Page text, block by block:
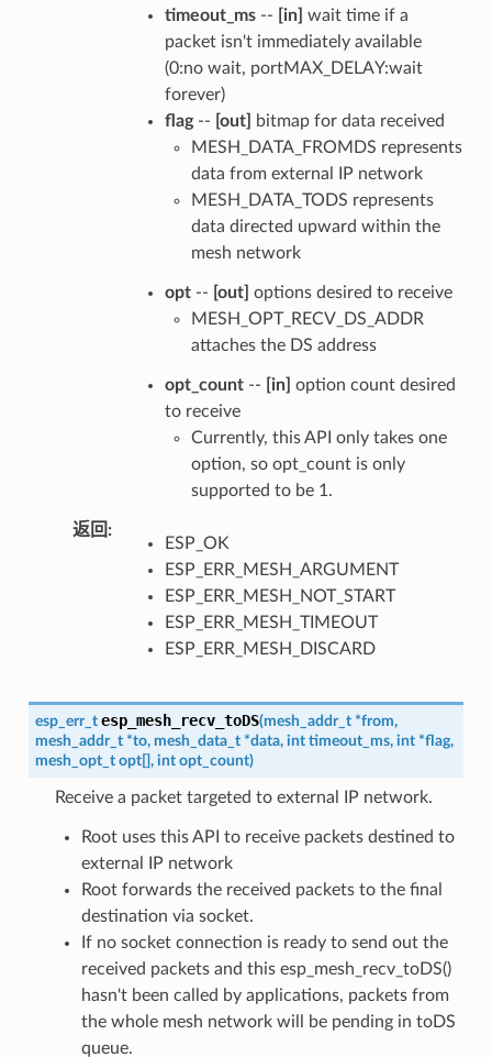
timeout_ms-- [in] wait time if a
packet isn't immediately available
(0:no wait, portMAX_DELAY:wait
forever)
flag-- [out]
bitmap for data received
MESH_DATA_FROMDS represents
data from external IP network
MESH_DATA_TODS represents
data directed upward within the
mesh network
opt-- [out] options desired to receive
MESH_OPT_RECV_DS_ADDR
attaches the DS address
opt_count-- [in] option count desired
to receive
Currently, this API only takes one
option, so opt_count is only
supported to be 1.
返回 :
ESP_OK
ESP_ERR_MESH_ARGUMENT
ESP_ERR_MESH_NOT_START
ESP_ERR_MESH_TIMEOUT
ESP_ERR_MESH_DISCARD
esp_err_t esp_mesh_recv_toDS(mesh_addr_t *from,
mesh_addr_t *to, mesh_data_t *data, int timeout_ms, int *flag,
mesh_opt_t opt[], int opt_count)
Receive a packet targeted to external IP network.
Root uses this API to receive packets destined to
external IP network
Root forwards the received packets to the final
destination via socket.
If no socket connection is ready to send out the
received packets and this esp_mesh_recv_toDS()
hasn't been called by applications, packets from
the whole mesh network will be pending in toDS
queue.